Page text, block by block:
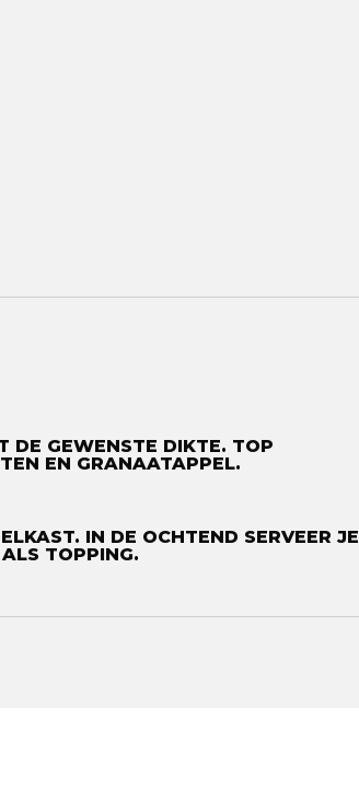
DE GEWENSTE DIKTE. TOP
EN GRANAATAPPEL.
IN DE OCHTEND SERVEER JE
TOPPING.